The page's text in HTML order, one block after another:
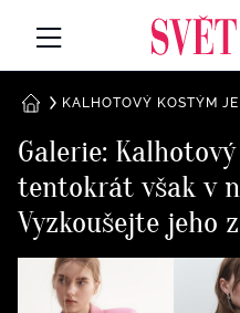
MÓDA A KRÁSA
CELEBRITY
Všechny kategorie
Rozhovory
RETROHUBKY
PSYCHOLOGIE
Všechny kategorie
DOMŮ
Galerie:
tentokrát však v
Vyzkoušejte jeho